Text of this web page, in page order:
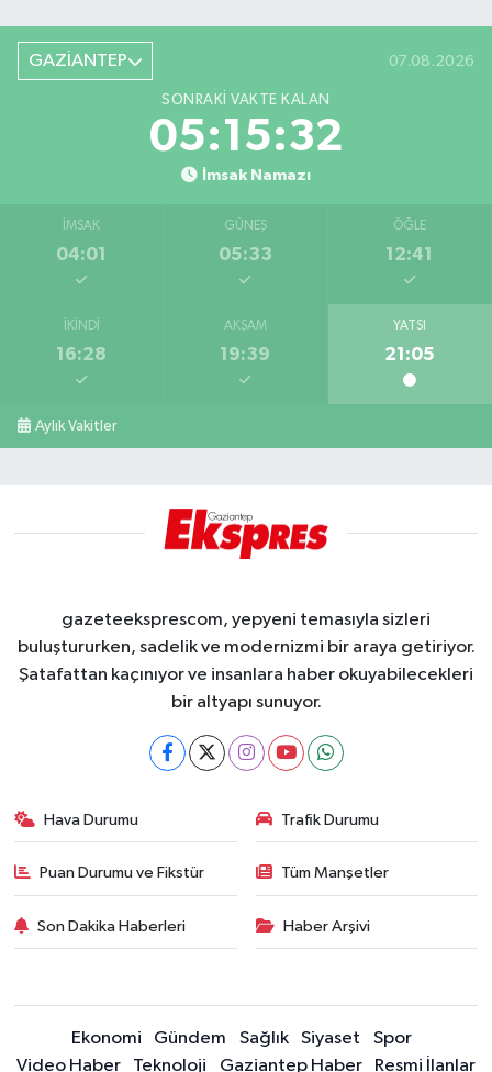
GAZİANTEP 07.08.2026
SONRAKI VAKTE KALAN
05:15:31
İmsak Namazı
İMSAK
04:01
GÜNEŞ
05:33
ÖĞLE
12:41
İKINDI
16:28
AKŞAM
19:39
YATSI
21:05
Aylık Vakitler
gazeteeksprescom, yepyeni temasıyla sizleri
buluştururken, sadelik ve modernizmi bir araya getiriyor.
Şatafattan kaçınıyor ve insanlara haber okuyabilecekleri
bir altyapı sunuyor.
Hava Durumu Trafik Durumu
Puan Durumu ve Fikstür Tüm Manşetler
Son Dakika Haberleri Haber Arşivi
Ekonomi Gündem Sağlık Siyaset
Spor
Video Haber
Teknoloji Gaziantep Haber Resmi İlanlar